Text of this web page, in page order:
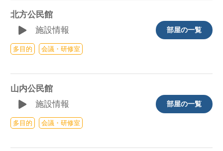
北方公民館
施設情報
部屋の一覧
多目的 会議・研修室
山内公民館
施設情報
部屋の一覧
多目的 会議・研修室